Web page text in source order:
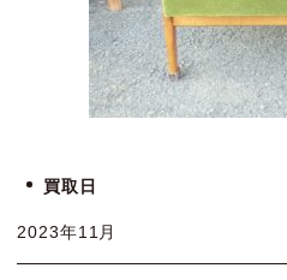
買取日
2023年11月